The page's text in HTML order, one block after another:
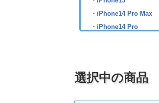
・iPhone14 Pro Max
・iPhone14 Pro
・iPad 第5世代
選択中の商品